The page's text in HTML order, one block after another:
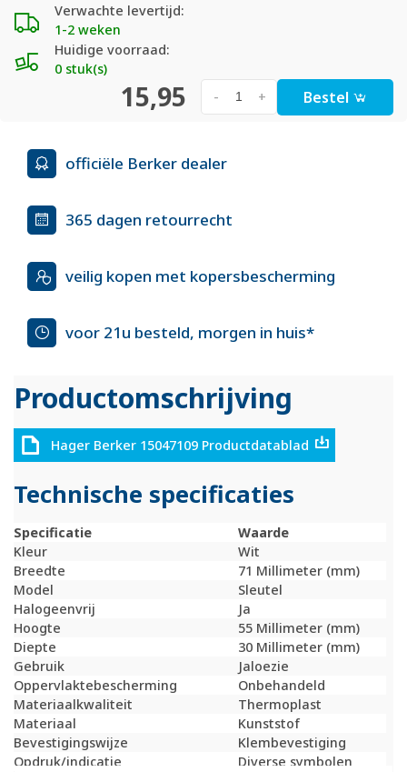
Verwachte levertijd:
1-2 weken
Huidige voorraad:
0 stuk(s)
15,95 +
- Bestel
officiële Berker dealer
365 dagen retourrecht
veilig kopen met kopersbescherming
voor 21u besteld, morgen in huis*
Productomschrijving
Hager Berker 15047109 Productdatablad
Technische specificaties
Specificatie
Waarde
Kleur
Wit
Breedte
71 Millimeter (mm)
Model
Sleutel
Halogeenvrij
Ja
Hoogte
55 Millimeter (mm)
Diepte
30 Millimeter (mm)
Gebruik
Jaloezie
Oppervlaktebescherming
Onbehandeld
Materiaalkwaliteit
Thermoplast
Materiaal
Kunststof
Bevestigingswijze
Klembevestiging
Opdruk/indicatie
Diverse symbolen